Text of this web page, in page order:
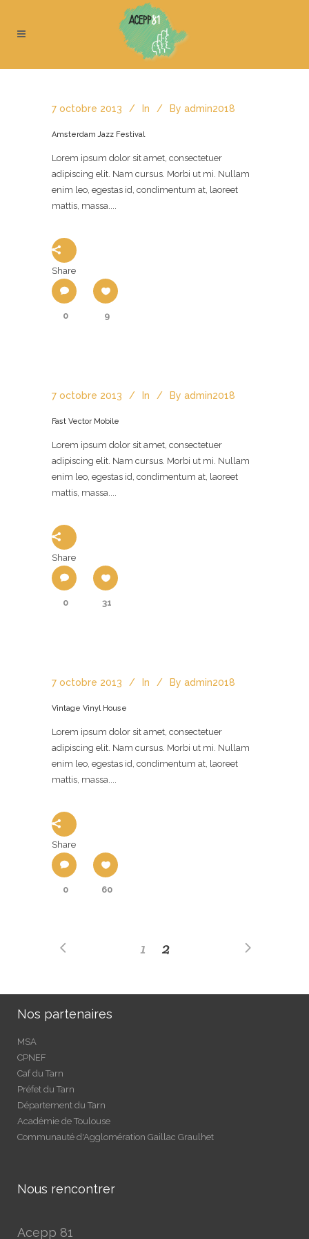
7 octobre 2013 In By admin2018
Amsterdam Jazz Festival
Lorem ipsum dolor sit amet, consectetuer
adipiscing elit. Nam cursus. Morbi ut mi. Nullam
enim leo, egestas id, condimentum at, laoreet
mattis, massa....
Share
0 9
7 octobre 2013 In By admin2018
Fast Vector Mobile
Lorem ipsum dolor sit amet, consectetuer
adipiscing elit. Nam cursus. Morbi ut mi. Nullam
enim leo, egestas id, condimentum at, laoreet
mattis, massa....
Share
0 31
7 octobre 2013 In By admin2018
Vintage Vinyl House
Lorem ipsum dolor sit amet, consectetuer
adipiscing elit. Nam cursus. Morbi ut mi. Nullam
enim leo, egestas id, condimentum at, laoreet
mattis, massa....
Share
0 60
1 2
Nos partenaires
MSA
CPNEF
Caf du Tarn
Préfet du Tarn
Département du Tarn
Académie de Toulouse
Communauté d'Agglomération Gaillac Graulhet
Nous rencontrer
Acepp 81